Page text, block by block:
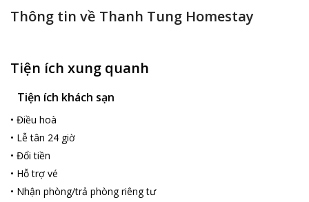
Thông tin về Thanh Tung Homestay
Tiện ích xung quanh
Tiện ích khách sạn
• Điều hoà
• Lễ tân 24 giờ
• Đổi tiền
• Hỗ trợ vé
• Nhận phòng/trả phòng riêng tư